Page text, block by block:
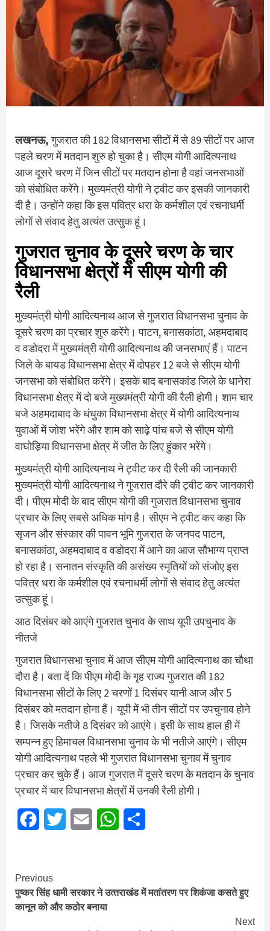
लखनऊ,गुजरात की 182 व‍िधानसभा सीटों में से 89 सीटों पर आज
पहले चरण में मतदान शुरु हो चुका है। सीएम योगी आद‍ित्‍यनाथ
आज दूसरे चरण में ज‍िन सीटों पर मतदान होना है वहां जनसभाओं
को संबोध‍ित करेंगे। मुख्‍यमंत्री योगी ने ट्वीट कर इसकी जानकारी
दी है। उन्‍होंने कहा क‍ि इस पवित्र धरा के कर्मशील एवं रचनाधर्मी
लोगों से संवाद हेतु अत्यंत उत्सुक हूं।
गुजरात चुनाव के दूसरे चरण के चार
व‍िधानसभा क्षेत्रों में सीएम योगी की
रैली
मुख्‍यमंत्री योगी आदित्‍यनाथ आज से गुजरात व‍िधानसभा चुनाव के
दूसरे चरण का प्रचार शुरु करेंगे। पाटन, बनासकांठा, अहमदाबाद
व वडोदरा में मुख्‍यमंत्री योगी आद‍ित्‍यनाथ की जनसभाएं हैं। पाटन
ज‍िले के बायड व‍िधानसभा क्षेत्र में दोपहर 12 बजे से सीएम योगी
जनसभा को संबोध‍ित करेंगे। इसके बाद बनासकांड ज‍िले के धानेरा
व‍िधानसभा क्षेत्र में दो बजे मुख्‍यमंत्री योगी की रैली होगी। शाम चार
बजे अहमदाबाद के धंधुका व‍िधानसभा क्षेत्र में योगी आद‍ित्‍यनाथ
युवाओं में जोश भरेंगे और शाम को साढ़े पांच बजे से सीएम योगी
वाघोड‍़ि‍या व‍िधानसभा क्षेत्र में जीत के ल‍िए हुंकार भरेंगे।
मुख्‍यमंत्री योगी आद‍ित्‍यनाथ ने ट्वीट कर दी रैली की जानकारी
मुख्‍यमंत्री योगी आद‍ित्‍यनाथ ने गुजरात दौरे की ट्वीट कर जानकारी
दी। पीएम मोदी के बाद सीएम योगी की गुजरात व‍िधानसभा चुनाव
प्रचार के ल‍िए सबसे अध‍िक मांग है। सीएम ने ट्वीट कर कहा क‍ि
सृजन और संस्कार की पावन भूमि गुजरात के जनपद पाटन,
बनासकांठा, अहमदाबाद व वडोदरा में आने का आज सौभाग्य प्राप्त
हो रहा है। सनातन संस्कृति की असंख्य स्मृतियों को संजोए इस
पवित्र धरा के कर्मशील एवं रचनाधर्मी लोगों से संवाद हेतु अत्यंत
उत्सुक हूं।
आठ द‍िसंबर को आएंगे गुजरात चुनाव के साथ यूपी उपचुनाव के
नीतजे
गुजरात विधानसभा चुनाव में आज सीएम योगी आद‍ित्‍यनाथ का चौथा
दौरा है। बता दें क‍ि पीएम मोदी के गृह राज्य गुजरात की 182
विधानसभा सीटों के लिए 2 चरणों 1 द‍िसंबर यानी आज और 5
दिसंबर को मतदान होना हैं। यूपी में भी तीन सीटों पर उपचुनाव होने
है। ज‍िसके नतीजे 8 दिसंबर को आएंगे। इसी के साथ हाल ही में
सम्पन्न हुए हिमाचल विधानसभा चुनाव के भी नतीजे आएंगे। सीएम
योगी आदित्यनाथ पहले भी गुजरात विधानसभा चुनाव में चुनाव
प्रचार कर चुके हैं। आज गुजरात में दूसरे चरण के मतदान के चुनाव
प्रचार में चार व‍िधानसभा क्षेत्रों में उनकी रैली होगी।
FacebookTwitter Email WhatsApp
Continue
Reading
Previous
पुष्कर सिंह धामी सरकार ने उत्‍तराखंड में मतांतरण पर शिकंजा कसते हुए
कानून को और कठोर बनाया
Next